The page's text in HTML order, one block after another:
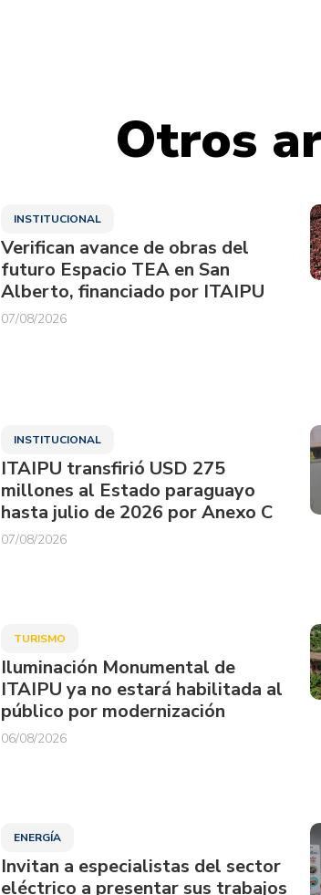
Otros
INSTITUCIONAL
Verifican avance de obras del
futuro Espacio TEA en San
Alberto, financiado por ITAIPU
07/08/2026
INSTITUCIONAL
ITAIPU transfirió USD 275
millones al Estado paraguayo
hasta julio de 2026 por Anexo C
07/08/2026
TURISMO
Iluminación Monumental de
ITAIPU ya no estará habilitada al
público por modernización
06/08/2026
ENERGÍA
Invitan a especialistas del sector
eléctrico a presentar sus trabajos